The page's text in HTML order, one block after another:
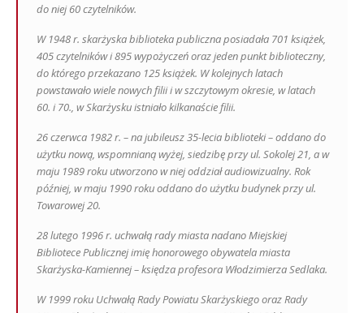
do niej 60 czytelników.
W 1948 r. skarżyska biblioteka publiczna posiadała 701 książek,
405 czytelników i 895 wypożyczeń oraz jeden punkt biblioteczny,
do którego przekazano 125 książek. W kolejnych latach
powstawało wiele nowych filii i w szczytowym okresie, w latach
60. i 70., w Skarżysku istniało kilkanaście filii.
26 czerwca 1982 r. – na jubileusz 35-lecia biblioteki – oddano do
użytku nową, wspomnianą wyżej, siedzibę przy ul. Sokolej 21, a w
maju 1989 roku utworzono w niej oddział audiowizualny. Rok
później, w maju 1990 roku oddano do użytku budynek przy ul.
Towarowej 20.
28 lutego 1996 r. uchwałą rady miasta nadano Miejskiej
Bibliotece Publicznej imię honorowego obywatela miasta
Skarżyska-Kamiennej – księdza profesora Włodzimierza Sedlaka.
W 1999 roku Uchwałą Rady Powiatu Skarżyskiego oraz Rady